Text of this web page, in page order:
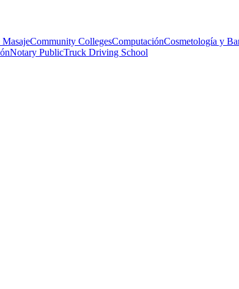
MasajeCommunity CollegesComputaciónCosmetología y
Notary PublicTruck Driving School